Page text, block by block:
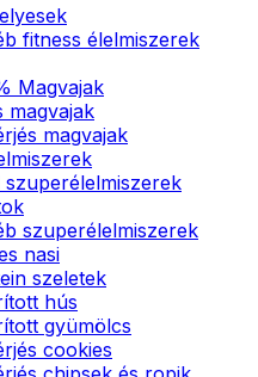
fitness élelmiszerek
Magvajak
magvajak
magvajak
szuperélelmiszerek
szuperélelmiszerek
nasi
szeletek
hús
gyümölcs
cookies